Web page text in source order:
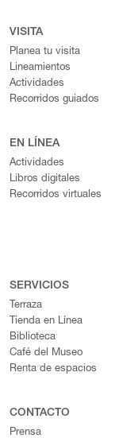
VISITA
Planea tu visita
Lineamientos
Actividades
Recorridos guiados
EN LÍNEA
Actividades
Libros digitales
Recorridos virtuales
SERVICIOS
Terraza
Tienda en Línea
Biblioteca
Café del Museo
Renta de espacios
CONTACTO
Prensa